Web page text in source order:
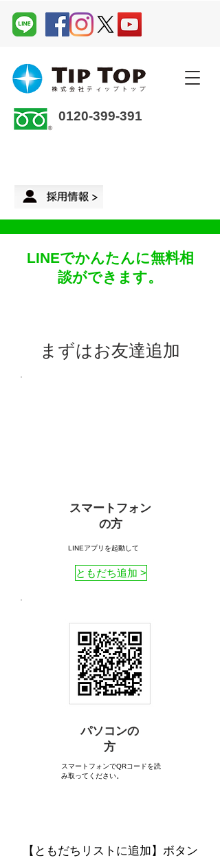
0120-399-391
LINEでかんたんに無料相
談ができます。
まずはお友達追加
スマートフォン
の方
LINEアプリを起動して
ともだち追加 >
パソコンの
方
スマートフォンでQRコードを読
み取ってください。
【ともだちリストに追加】ボタン